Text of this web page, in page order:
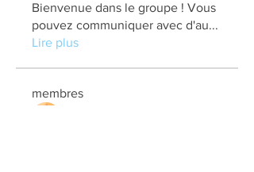
Bienvenue dans le groupe ! Vous
pouvez communiquer avec d'au...
Lire plus
membres